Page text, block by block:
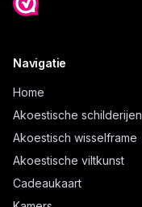
Navigatie
Home
Akoestische schilderijen
Akoestisch wisselframe
Akoestische viltkunst
Cadeaukaart